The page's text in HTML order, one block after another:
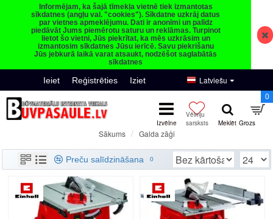
Informējam, ka šajā tīmekļa vietnē tiek izmantotas
sīkdatnes (angļu val. "cookies"). Sīkdatne uzkrāj datus
par vietnes apmeklējumu. Dati ir anonīmi un palīdz
piedāvāt Jums piemērotu saturu un reklāmas. Turpinot
lietot šo vietni, Jūs piekrītat, ka mēs uzkrāsim un
izmantosim sīkdatnes Jūsu ierīcē. Savu piekrišanu
Jūs jebkurā laikā varat atsaukt, nodzēšot saglabātās
sīkdatnes
Ieiet Reģistrēties Iziet Latviešu
0
Sākums Galda zāģi
Preču salīdzināšana
0